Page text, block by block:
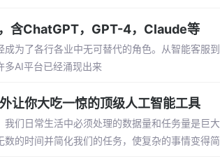
含ChatGPT，GPT-4，Claude等
成为了各行各业中无可替代的角色。从智能客
多AI平台已经涌现出来
让你大吃一惊的顶级人工智能工具
我们日常生活中必须处理的数据量和任务量是巨
的时间并简化我们的任务，使复杂的事情变得简